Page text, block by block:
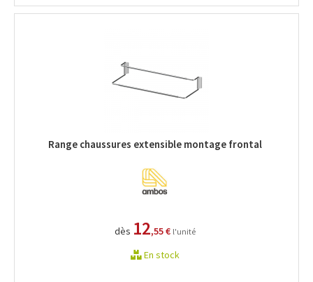
Range chaussures extensible montage frontal
dès 12,55 € l'unité
En stock